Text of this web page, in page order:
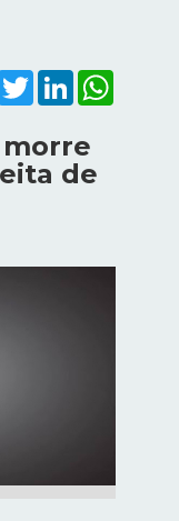
TwitterLinkedIn
morre
de